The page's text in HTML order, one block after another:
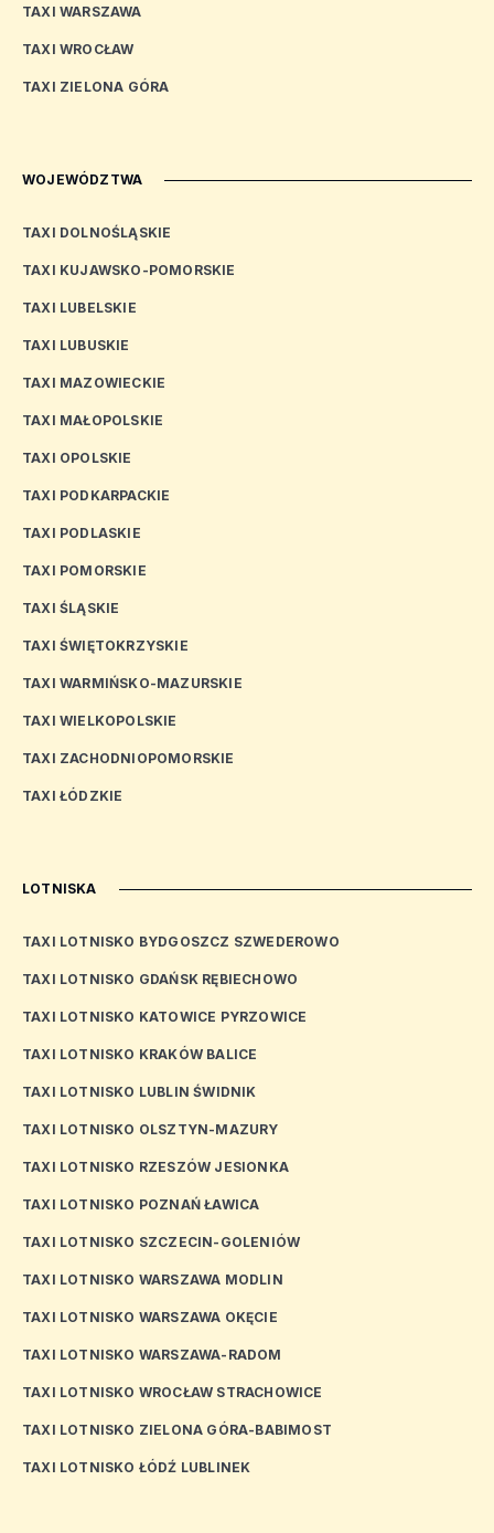
TAXI WARSZAWA
TAXI WROCŁAW
TAXI ZIELONA GÓRA
WOJEWÓDZTWA
TAXI DOLNOŚLĄSKIE
TAXI KUJAWSKO-POMORSKIE
TAXI LUBELSKIE
TAXI LUBUSKIE
TAXI MAZOWIECKIE
TAXI MAŁOPOLSKIE
TAXI OPOLSKIE
TAXI PODKARPACKIE
TAXI PODLASKIE
TAXI POMORSKIE
TAXI ŚLĄSKIE
TAXI ŚWIĘTOKRZYSKIE
TAXI WARMIŃSKO-MAZURSKIE
TAXI WIELKOPOLSKIE
TAXI ZACHODNIOPOMORSKIE
TAXI ŁÓDZKIE
LOTNISKA
TAXI LOTNISKO BYDGOSZCZ SZWEDEROWO
TAXI LOTNISKO GDAŃSK RĘBIECHOWO
TAXI LOTNISKO KATOWICE PYRZOWICE
TAXI LOTNISKO KRAKÓW BALICE
TAXI LOTNISKO LUBLIN ŚWIDNIK
TAXI LOTNISKO OLSZTYN-MAZURY
TAXI LOTNISKO RZESZÓW JESIONKA
TAXI LOTNISKO POZNAŃ ŁAWICA
TAXI LOTNISKO SZCZECIN-GOLENIÓW
TAXI LOTNISKO WARSZAWA MODLIN
TAXI LOTNISKO WARSZAWA OKĘCIE
TAXI LOTNISKO WARSZAWA-RADOM
TAXI LOTNISKO WROCŁAW STRACHOWICE
TAXI LOTNISKO ZIELONA GÓRA-BABIMOST
TAXI LOTNISKO ŁÓDŹ LUBLINEK